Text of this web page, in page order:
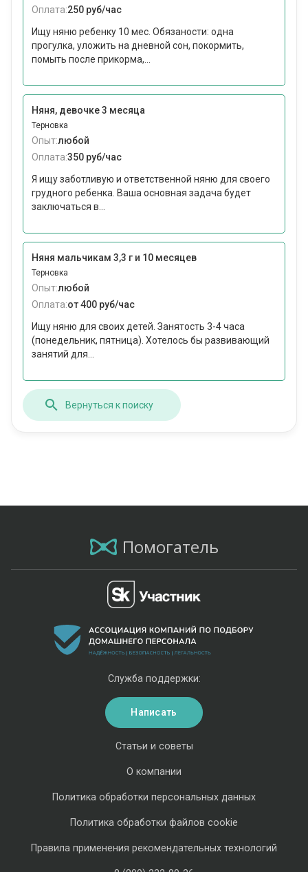
Оплата:250 руб/час
Ищу няню ребенку 10 мес. Обязаности: одна
прогулка, уложить на дневной сон, покормить,
помыть после прикорма,...
Няня, девочке 3 месяца
Терновка
Опыт:любой
Оплата:350 руб/час
Я ищу заботливую и ответственной няню для своего
грудного ребенка. Ваша основная задача будет
заключаться в...
Няня мальчикам 3,3 г и 10 месяцев
Терновка
Опыт:любой
Оплата:от 400 руб/час
Ищу няню для своих детей. Занятость 3-4 часа
(понедельник, пятница). Хотелось бы развивающий
занятий для...
Вернуться к поиску
Помогатель
Статьи и советы
О компании
Политика обработки персональных данных
Политика обработки файлов cookie
Правила применения рекомендательных технологий
Служба поддержки:
Написать